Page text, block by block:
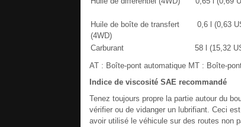
Huile de boîte de transfert
(4WD)
0,6 l (0,63
Carburant
58 l (15,32
AT : Boîte-pont automatique MT : Boîte-pont
Indice de viscosité SAE recommandé
Tenez toujours propre la partie autour du
vérifier ou de vidanger un lubrifiant. Ceci
avoir utilisé le véhicule sur des routes non